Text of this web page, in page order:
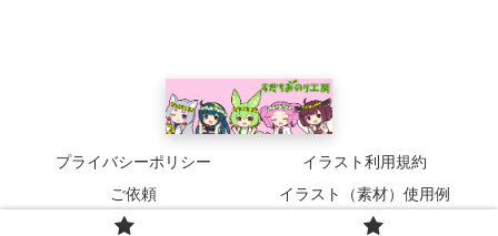
プライバシーポリシー
イラスト利用規約
ご依頼
イラスト（素材）使用例